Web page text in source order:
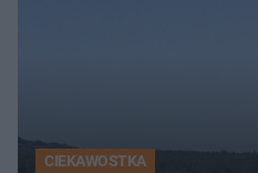
CIEKAWOSTKA